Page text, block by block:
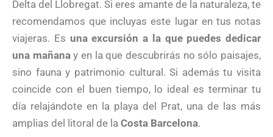
Delta del Llobregat. Si eres amante de la naturaleza, te
recomendamos que incluyas este lugar en tus notas
viajeras. Es una excursión a la que puedes dedicar
una mañanay en la que descubrirás no sólo paisajes,
sino fauna y patrimonio cultural. Si además tu visita
coincide con el buen tiempo, lo ideal es terminar tu
día relajándote en la playa del Prat, una de las más
amplias del litoral de la Costa Barcelona.